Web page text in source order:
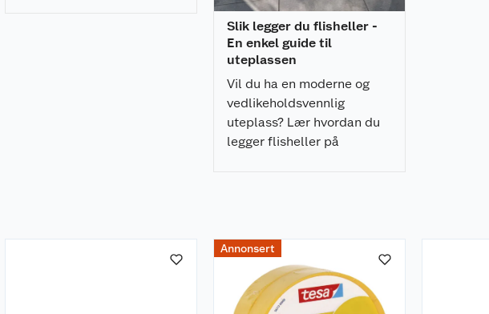
Slik legger du flisheller -
En enkel guide til
uteplassen
Vil du ha en moderne og
vedlikeholdsvennlig
uteplass? Lær hvordan du
legger flisheller på
Annonsert